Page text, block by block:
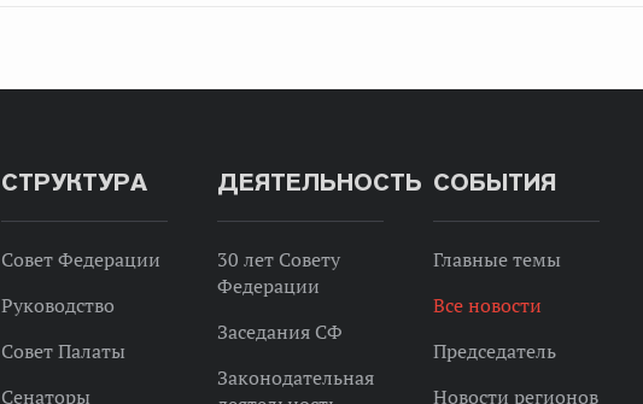
СТРУКТУРА
Совет Федерации
Руководство
Совет Палаты
Сенаторы
ДЕЯТЕЛЬНОСТЬ
30 лет Совету
Федерации
Заседания СФ
Законодательная
СОБЫТИЯ
Главные темы
Все новости
Председатель
Новости регионов